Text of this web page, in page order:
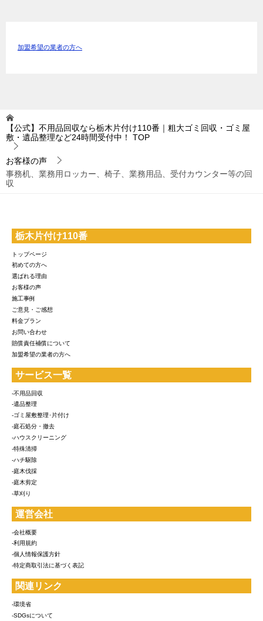
加盟希望の業者の方へ
【公式】不用品回収なら栃木片付け110番｜粗大ゴミ回収・ゴミ屋
敷・遺品整理など24時間受付中！
TOP
お客様の声
事務机、業務用ロッカー、椅子、業務用品、受付カウンター等の回
収
栃木片付け110番
トップページ
初めての方へ
選ばれる理由
お客様の声
施工事例
ご意見・ご感想
料金プラン
お問い合わせ
賠償責任補償について
加盟希望の業者の方へ
サービス一覧
-不用品回収
-遺品整理
-ゴミ屋敷整理･片付け
-庭石処分・撤去
-ハウスクリーニング
-特殊清掃
-ハチ駆除
-庭木伐採
-庭木剪定
-草刈り
運営会社
-会社概要
-利用規約
-個人情報保護方針
-特定商取引法に基づく表記
関連リンク
-環境省
-SDGsについて